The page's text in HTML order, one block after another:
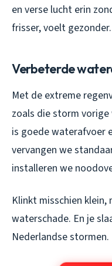
en verse lucht erin
frisser, voelt gezonder.
Verbeterde
Met de extreme
zoals die storm
is goede waterafvoer
vervangen we
installeren we
Klinkt misschien
waterschade. En je
Nederlandse stormen.